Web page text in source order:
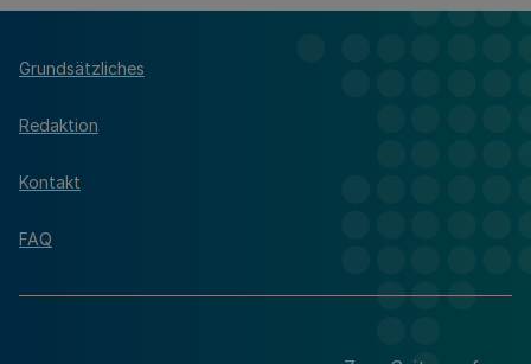
Grundsätzliches
Redaktion
Kontakt
FAQ